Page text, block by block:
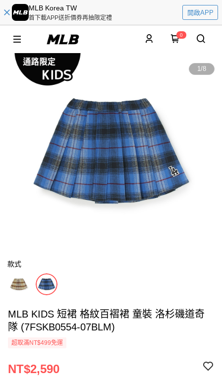
MLB Korea TW
首下載APP送折價券再抽限定禮
開啟APP
0
1/8
款式
MLB KIDS 短裙 格紋百褶裙 童裝 洛杉磯道奇
隊 (7FSKB0554-07BLM)
超取滿NT$499免運
NT$2,590